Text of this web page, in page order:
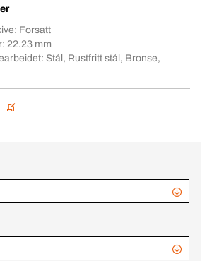
Forsatt
22.23 mm
Stål, Rustfritt stål, Bronse,